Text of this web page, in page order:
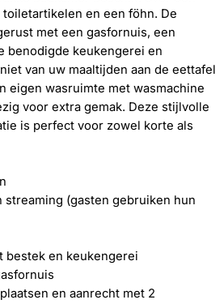
en een föhn. De
met een gasfornuis, een
benodigde keukengerei en
van uw maaltijden aan de eettafel
eigen wasruimte met wasmachine
voor extra gemak. Deze stijlvolle
is perfect voor zowel korte als
(gasten gebruiken hun
bestek en keukengerei
en aanrecht met 2